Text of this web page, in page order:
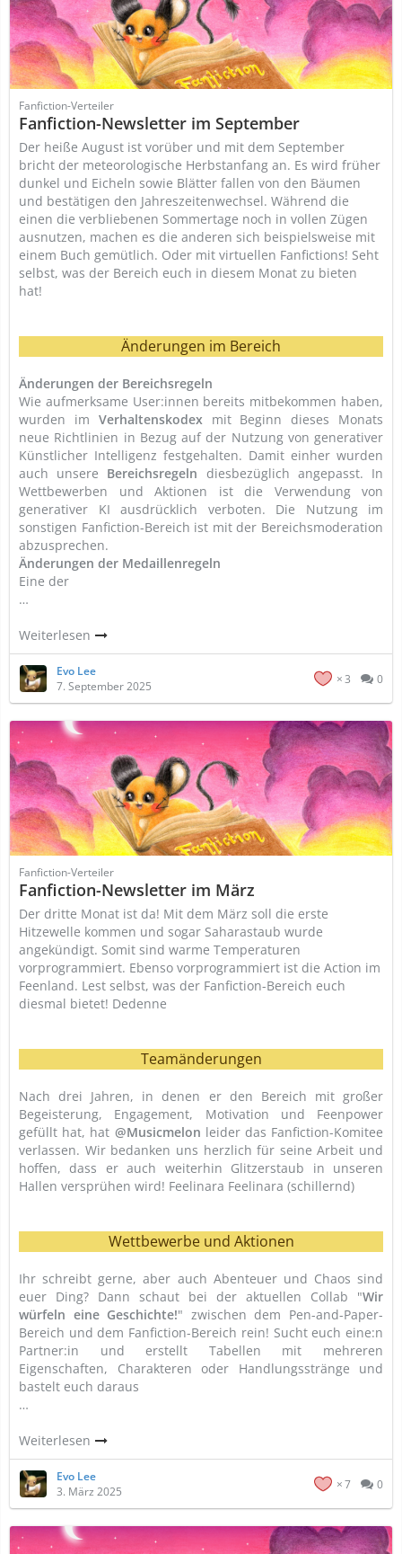
Fanfiction-Verteiler
Fanfiction-Newsletter im September
Der heiße August ist vorüber und mit dem September
bricht der meteorologische Herbstanfang an. Es wird früher
dunkel und Eicheln sowie Blätter fallen von den Bäumen
und bestätigen den Jahreszeitenwechsel. Während die
einen die verbliebenen Sommertage noch in vollen Zügen
ausnutzen, machen es die anderen sich beispielsweise mit
einem Buch gemütlich. Oder mit virtuellen Fanfictions! Seht
selbst, was der Bereich euch in diesem Monat zu bieten
hat!
Änderungen im Bereich
Änderungen der Bereichsregeln
Wie aufmerksame User:innen bereits mitbekommen haben,
wurden im Verhaltenskodexmit Beginn dieses Monats
neue Richtlinien in Bezug auf der Nutzung von generativer
Künstlicher Intelligenz festgehalten. Damit einher wurden
auch unsere Bereichsregeln diesbezüglich angepasst. In
Wettbewerben und Aktionen ist die Verwendung von
generativer KI ausdrücklich verboten. Die Nutzung im
sonstigen Fanfiction-Bereich ist mit der Bereichsmoderation
abzusprechen.
Änderungen der Medaillenregeln
Eine der
…
Weiterlesen
Evo Lee
7. September 2025
3 0
Fanfiction-Verteiler
Fanfiction-Newsletter im März
Der dritte Monat ist da! Mit dem März soll die erste
Hitzewelle kommen und sogar Saharastaub wurde
angekündigt. Somit sind warme Temperaturen
vorprogrammiert. Ebenso vorprogrammiert ist die Action im
Feenland. Lest selbst, was der Fanfiction-Bereich euch
diesmal bietet! Dedenne
Teamänderungen
Nach drei Jahren, in denen er den Bereich mit großer
Begeisterung, Engagement, Motivation und Feenpower
gefüllt hat, hat @Musicmelon leider das Fanfiction-Komitee
verlassen. Wir bedanken uns herzlich für seine Arbeit und
hoffen, dass er auch weiterhin Glitzerstaub in unseren
Hallen versprühen wird! Feelinara Feelinara (schillernd)
Wettbewerbe und Aktionen
Ihr schreibt gerne, aber auch Abenteuer und Chaos sind
euer Ding? Dann schaut bei der aktuellen Collab "Wir
würfeln eine Geschichte!" zwischen dem Pen-and-Paper-
Bereich und dem Fanfiction-Bereich rein! Sucht euch eine:n
Partner:in und erstellt Tabellen mit mehreren
Eigenschaften, Charakteren oder Handlungsstränge und
bastelt euch daraus
…
Weiterlesen
Evo Lee
3. März 2025
7 0